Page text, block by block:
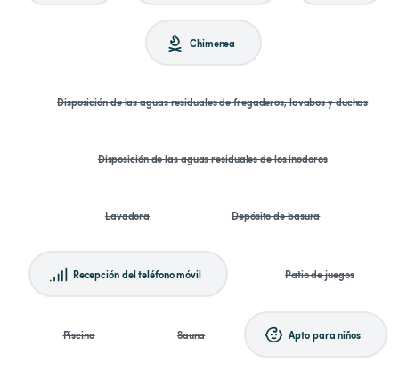
Chimenea
Disposición de las aguas residuales de fregaderos, lavabos y duchas
Disposición de las aguas residuales de los inodoros
Lavadora Depósito de basura
Recepción del teléfono móvil Patio de juegos
Piscina Sauna Apto para niños